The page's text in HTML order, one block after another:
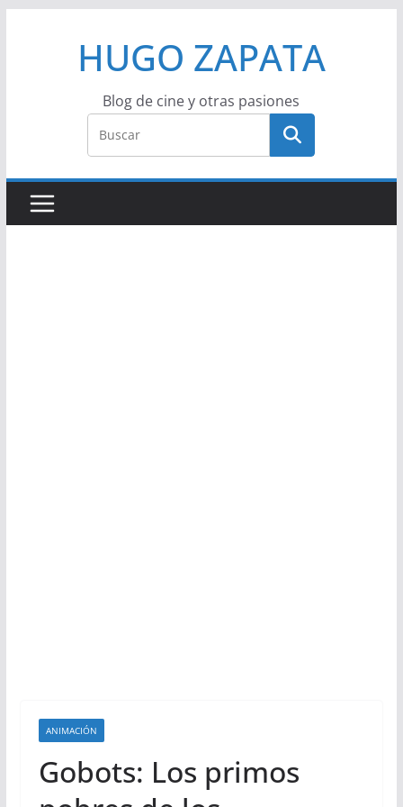
HUGO ZAPATA
Blog de cine y otras pasiones
ANIMACIÓN
Gobots: Los primos